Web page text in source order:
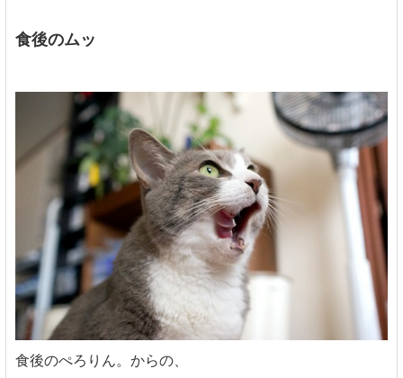
食後のムッ
食後のぺろりん。からの、